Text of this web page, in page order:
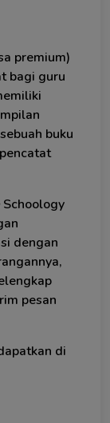
premium)
bagi guru
buku
Schoology
dengan
pesan
di